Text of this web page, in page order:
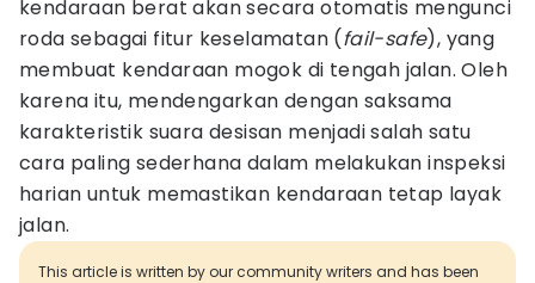
kendaraan berat akan secara otomatis mengunci
roda sebagai fitur keselamatan (fail-safe), yang
membuat kendaraan mogok di tengah jalan. Oleh
karena itu, mendengarkan dengan saksama
karakteristik suara desisan menjadi salah satu
cara paling sederhana dalam melakukan inspeksi
harian untuk memastikan kendaraan tetap layak
jalan.
This article is written by our community writers and has been